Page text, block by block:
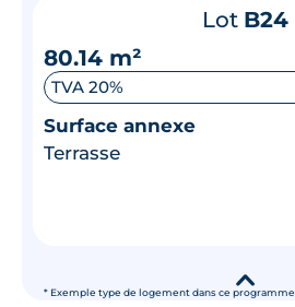
* Exemple type de logement dans ce programme
Lot B24
80.14 m²
TVA 20%
Surface annexe
Terrasse
▾